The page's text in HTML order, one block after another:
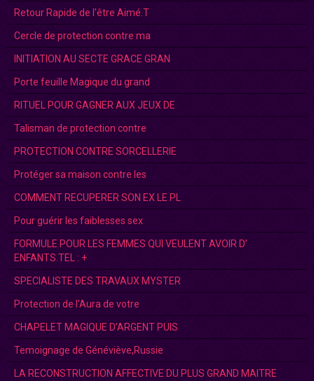
Retour Rapide de l'être Aimé.T
Cercle de protection contre ma
INITIATION AU SECTE GRACE GRAN
Porte feuille Magique du grand
RITUEL POUR GAGNER AUX JEUX DE
Talisman de protection contre
PROTECTION CONTRE SORCELLERIE
Protéger sa maison contre les
COMMENT RECUPERER SON EX LE PL
Pour guérir les faiblesses sex
FORMULE POUR LES FEMMES QUI VEULENT AVOIR D’
ENFANTS.TEL : +
SPECIALISTE DES TRAVAUX MYSTER
Protection de l'Aura de votre
CHAPELET MAGIQUE D’ARGENT PUIS
Temoignage de Généviève,Russie
LA RECONSTRUCTION AFFECTIVE DU PLUS GRAND MAITRE